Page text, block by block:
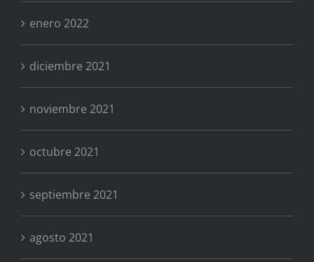
enero 2022
diciembre 2021
noviembre 2021
octubre 2021
septiembre 2021
agosto 2021